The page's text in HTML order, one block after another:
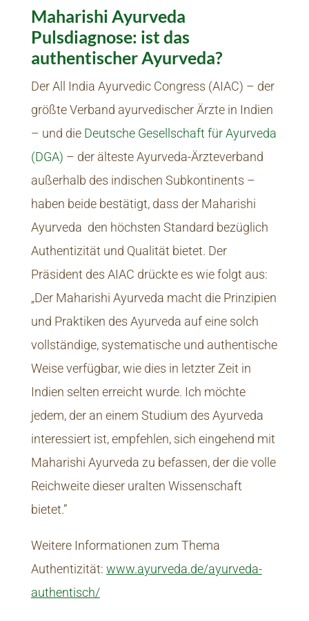
Maharishi Ayurveda
Pulsdiagnose: ist das
authentischer Ayurveda?
Der All India Ayurvedic Congress (AIAC) – der
größte Verband ayurvedischer Ärzte in Indien
– und die Deutsche Gesellschaft für Ayurveda
(DGA) – der älteste Ayurveda-Ärzteverband
außerhalb des indischen Subkontinents –
haben beide bestätigt, dass der Maharishi
Ayurveda den höchsten Standard bezüglich
Authentizität und Qualität bietet. Der
Präsident des AIAC drückte es wie folgt aus:
„Der Maharishi Ayurveda macht die Prinzipien
und Praktiken des Ayurveda auf eine solch
vollständige, systematische und authentische
Weise verfügbar, wie dies in letzter Zeit in
Indien selten erreicht wurde. Ich möchte
jedem, der an einem Studium des Ayurveda
interessiert ist, empfehlen, sich eingehend mit
Maharishi Ayurveda zu befassen, der die volle
Reichweite dieser uralten Wissenschaft
bietet.”
Weitere Informationen zum Thema
Authentizität: www.ayurveda.de/ayurveda-
authentisch/